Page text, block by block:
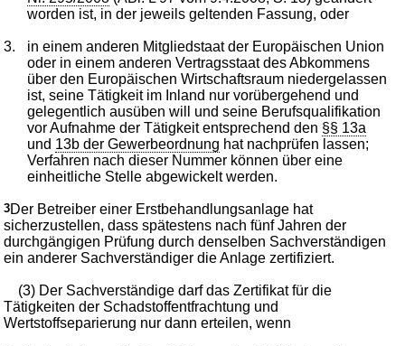
worden ist, in der jeweils geltenden Fassung, oder
3.
in einem anderen Mitgliedstaat der Europäischen Union
oder in einem anderen Vertragsstaat des Abkommens
über den Europäischen Wirtschaftsraum niedergelassen
ist, seine Tätigkeit im Inland nur vorübergehend und
gelegentlich ausüben will und seine Berufsqualifikation
vor Aufnahme der Tätigkeit entsprechend den §§ 13a
und 13b der Gewerbeordnung hat nachprüfen lassen;
Verfahren nach dieser Nummer können über eine
einheitliche Stelle abgewickelt werden.
3Der Betreiber einer Erstbehandlungsanlage hat
sicherzustellen, dass spätestens nach fünf Jahren der
durchgängigen Prüfung durch denselben Sachverständigen
ein anderer Sachverständiger die Anlage zertifiziert.
(3) Der Sachverständige darf das Zertifikat für die
Tätigkeiten der Schadstoffentfrachtung und
Wertstoffseparierung nur dann erteilen, wenn